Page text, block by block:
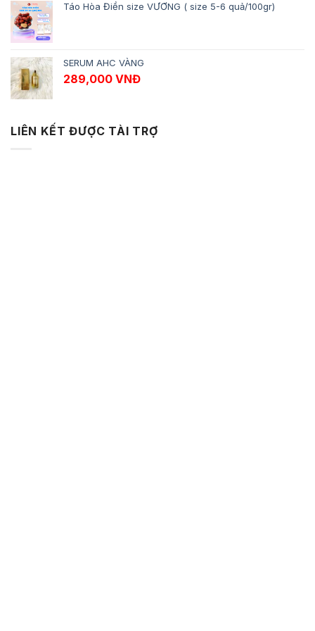
Táo Hòa Điền size VƯƠNG ( size 5-6 quả/100gr)
SERUM AHC VÀNG
289,000 VNĐ
LIÊN KẾT ĐƯỢC TÀI TRỢ